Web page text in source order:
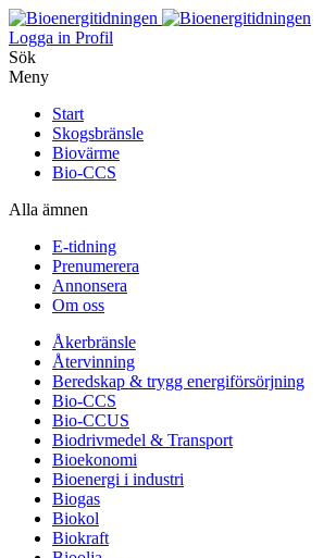
Logga in Profil
Sök
Meny
Start
Skogsbränsle
Biovärme
Bio-CCS
Alla ämnen
E-tidning
Prenumerera
Annonsera
Om oss
Åkerbränsle
Återvinning
Beredskap & trygg energiförsörjning
Bio-CCS
Bio-CCUS
Biodrivmedel & Transport
Bioekonomi
Bioenergi i industri
Biogas
Biokol
Biokraft